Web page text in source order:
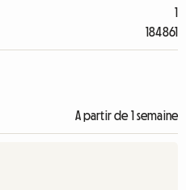
1
184861
A partir de 1 semaine